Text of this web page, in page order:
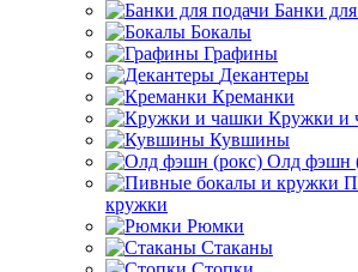
Банки
Бокалы
Графины
Декантеры
Креманки
Кружки и
Кувшины
Олд фэшн
кружки
Рюмки
Стаканы